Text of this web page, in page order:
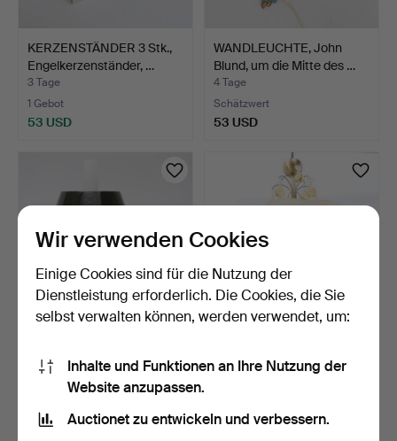
KERZENSTÄNDER 3 Stk.,
Engelkerzenständer, …
3 Tage
1 Gebot
53 USD
WANDLEUCHTE, John
Blund, um die Mitte des …
4 Tage
Schätzwert
53 USD
Messing und bemalter…
53 USD
Mitte des 20. Jahrhu…
85 USD
Wir verwenden Cookies
Einige Cookies sind für die Nutzung der
Dienstleistung erforderlich. Die Cookies, die Sie
selbst verwalten können, werden verwendet, um:
Inhalte und Funktionen an Ihre Nutzung der
Website anzupassen.
Auctionet zu entwickeln und verbessern.